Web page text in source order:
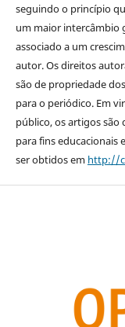
seguindo o princípio
um maior intercâmbio
associado a um
autor. Os direitos
são de propriedade
para o periódico. Em
público, os artigos
para fins educacionais
ser obtidos em http://